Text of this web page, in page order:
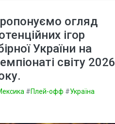
огляд
ігор
України на
світу 2026
#Плей-офф #Україна